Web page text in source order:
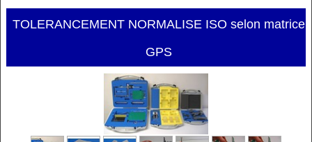
TOLERANCEMENT NORMALISE ISO selon matrice
GPS